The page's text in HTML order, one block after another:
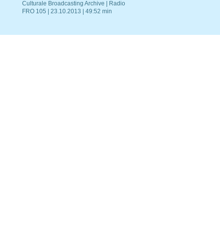
Culturale Broadcasting Archive | Radio
FRO 105 | 23.10.2013 | 49:52 min